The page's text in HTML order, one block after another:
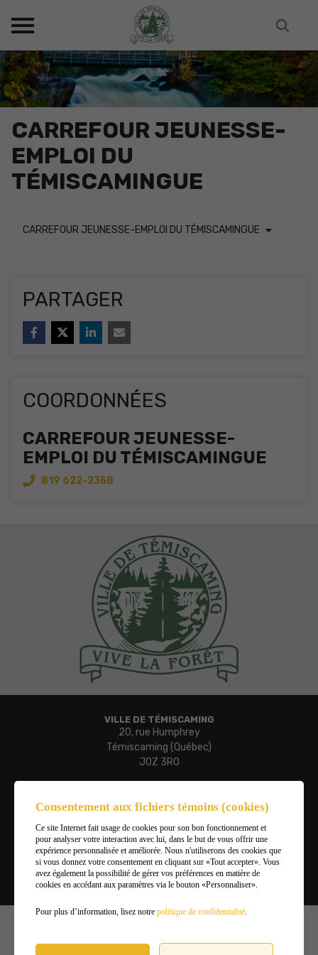
CARREFOUR JEUNESSE-
EMPLOI DU
TÉMISCAMINGUE
CARREFOUR JEUNESSE-EMPLOI DU TÉMISCAMINGUE
PARTAGER
COORDONNÉES
CARREFOUR JEUNESSE-
EMPLOI DU TÉMISCAMINGUE
819 622-2358
Consentement aux fichiers témoins (cookies)
Ce site Internet fait usage de cookies pour son bon fonctionnement et
pour analyser votre interaction avec lui, dans le but de vous offrir une
expérience personnalisée et améliorée. Nous n'utiliserons des cookies que
si vous donnez votre consentement en cliquant sur «Tout accepter». Vous
avez également la possibilité de gérer vos préférences en matière de
cookies en accédant aux paramètres via le bouton «Personnaliser».
Pour plus d’information, lisez notre politique de confidentialité.
VILLE DE TÉMISCAMING
20, rue Humphrey
Témiscaming (Québec)
J0Z 3R0
819 627-3273
819 627-3019
Courriel :
ville.temiscaming@temiscaming.net
Gérer mes témoins (cookies)